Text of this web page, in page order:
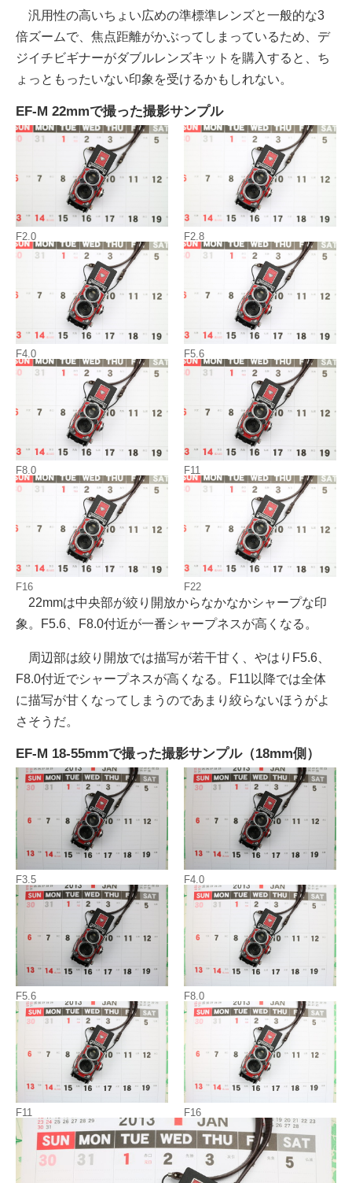
汎用性の高いちょい広めの準標準レンズと一般的な3
倍ズームで、焦点距離がかぶってしまっているため、デ
ジイチビギナーがダブルレンズキットを購入すると、ち
ょっともったいない印象を受けるかもしれない。
EF-M 22mmで撮った撮影サンプル
F2.0 F2.8
F4.0 F5.6
F8.0 F11
F16 F22
22mmは中央部が絞り開放からなかなかシャープな印
象。F5.6、F8.0付近が一番シャープネスが高くなる。
周辺部は絞り開放では描写が若干甘く、やはりF5.6、
F8.0付近でシャープネスが高くなる。F11以降では全体
に描写が甘くなってしまうのであまり絞らないほうがよ
さそうだ。
EF-M 18-55mmで撮った撮影サンプル（18mm側）
F3.5 F4.0
F5.6 F8.0
F11 F16